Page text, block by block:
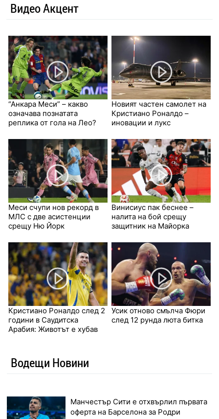
Видео Акцент
“Анкара Меси” – какво
означава познатата
реплика от гола на Лео?
Новият частен самолет на
Кристиано Роналдо –
иновации и лукс
Меси счупи нов рекорд в
МЛС с две асистенции
срещу Ню Йорк
Винисиус пак беснее –
налита на бой срещу
защитник на Майорка
Кристиано Роналдо след 2
години в Саудитска
Арабия: Животът е хубав
Усик отново смълча Фюри
след 12 рунда люта битка
Водещи Новини
Манчестър Сити е отхвърлил първата
оферта на Барселона за Родри